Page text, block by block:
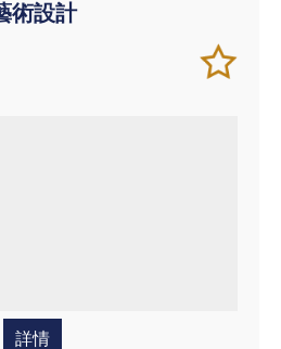
術設計
加
入/
儲存
課程
詳情